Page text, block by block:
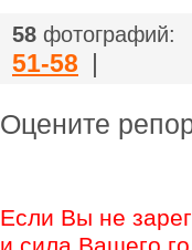
58 фотографий:
51-58 |
Оцените
Если Вы не